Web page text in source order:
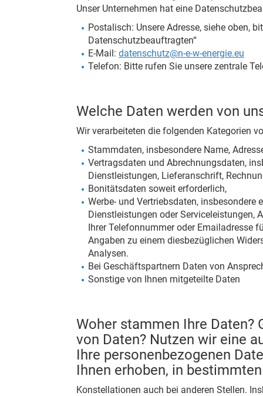
Unser Unternehmen hat eine
Postalisch: Unsere Adresse, siehe oben,
Datenschutzbeauftragten“
E-Mail: datenschutz@n-e-w-energie.eu
Telefon: Bitte rufen Sie unsere zentrale
Welche Daten werden von
Wir verarbeiteten die folgenden Kategorien
Stammdaten, insbesondere Name,
Vertragsdaten und Abrechnungsdaten,
Dienstleistungen, Lieferanschrift,
Bonitätsdaten soweit erforderlich,
Werbe- und Vertriebsdaten,
Dienstleistungen oder Serviceleistungen,
Ihrer Telefonnummer oder Emailadresse
Angaben zu einem diesbezüglichen
Analysen.
Bei Geschäftspartnern Daten von
Sonstige von Ihnen mitgeteilte Daten
Woher stammen Ihre Daten?
von Daten? Nutzen wir eine
Ihre personenbezogenen
Ihnen erhoben, in bestimmten
Konstellationen auch bei anderen Stellen.